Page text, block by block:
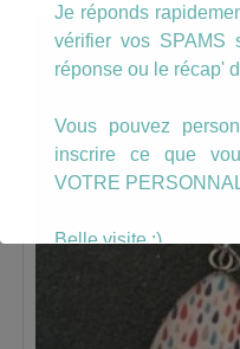
Je réponds
vérifier vos SPAMS
réponse ou le récap'
Vous pouvez
inscrire ce que
VOTRE
Belle visite :)